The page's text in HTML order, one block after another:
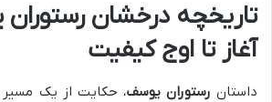
تاریخچه درخشان
آغاز تا اوج کیفیت
داستان رستوران یوسف، حکایت از یک مسیر